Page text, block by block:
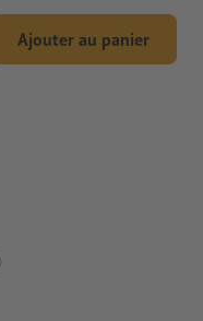
Ajouter au panier